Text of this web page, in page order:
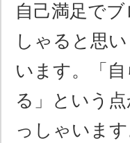
自己満足で
しゃると思
います。「
る」という
っしゃいま